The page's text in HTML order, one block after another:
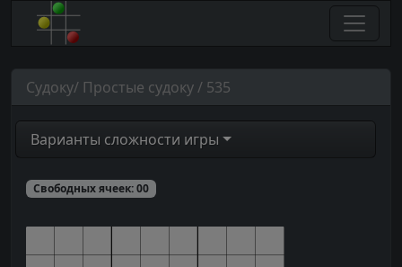
Судоку/ Простые судоку / 535
Варианты сложности игры
Свободных ячеек:00